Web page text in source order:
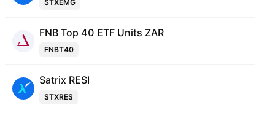
STXEMG
FNB Top 40 ETF Units ZAR
FNBT40
Satrix RESI
STXRES